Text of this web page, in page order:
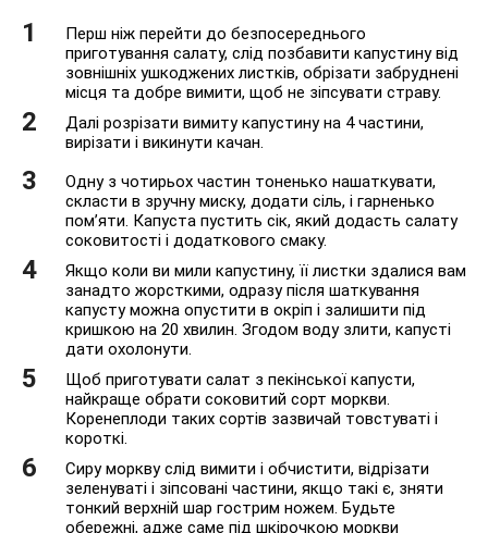
Перш ніж перейти до безпосереднього
приготування салату, слід позбавити капустину від
зовнішніх ушкоджених листків, обрізати забруднені
місця та добре вимити, щоб не зіпсувати страву.
Далі розрізати вимиту капустину на 4 частини,
вирізати і викинути качан.
Одну з чотирьох частин тоненько нашаткувати,
скласти в зручну миску, додати сіль, і гарненько
пом’яти. Капуста пустить сік, який додасть салату
соковитості і додаткового смаку.
Якщо коли ви мили капустину, її листки здалися вам
занадто жорсткими, одразу після шаткування
капусту можна опустити в окріп і залишити під
кришкою на 20 хвилин. Згодом воду злити, капусті
дати охолонути.
Щоб приготувати салат з пекінської капусти,
найкраще обрати соковитий сорт моркви.
Коренеплоди таких сортів зазвичай товстуваті і
короткі.
Сиру моркву слід вимити і обчистити, відрізати
зеленуваті і зіпсовані частини, якщо такі є, зняти
тонкий верхній шар гострим ножем. Будьте
обережні, адже саме під шкірочкою моркви